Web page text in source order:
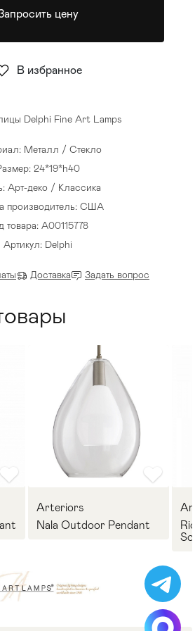
Delphi Fine Art Lamps
Металл / Стекло
24*19*h40
Арт-деко / Классика
производитель: США
товара: A00115778
Артикул: Delphi
Доставка Задать вопрос
цену
В избранное
Arteriors
Nala Outdoor Pendant